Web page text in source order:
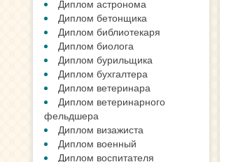
Диплом астронома
Диплом бетонщика
Диплом библиотекаря
Диплом биолога
Диплом бурильщика
Диплом бухгалтера
Диплом ветеринара
Диплом ветеринарного
фельдшера
Диплом визажиста
Диплом военный
Диплом воспитателя